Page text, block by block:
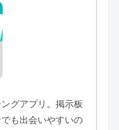
グアプリ。掲示板
も出会いやすいの